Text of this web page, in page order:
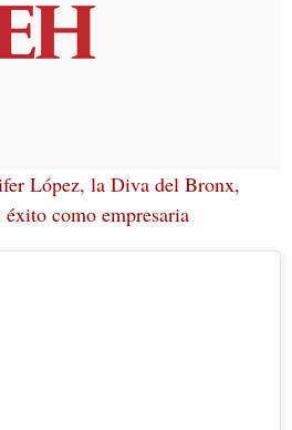
López, la Diva del Bronx,
éxito como empresaria